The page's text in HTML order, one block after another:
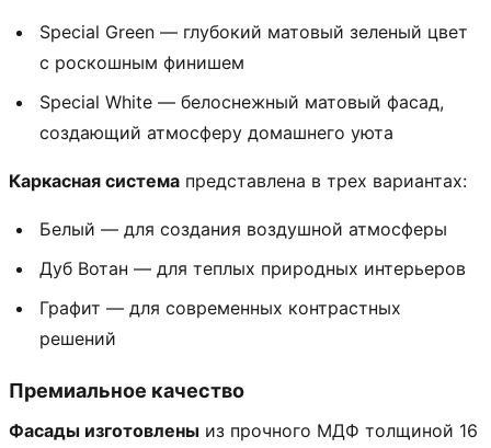
Special Green — глубокий матовый зеленый цвет
с роскошным финишем
Special White — белоснежный матовый фасад,
создающий атмосферу домашнего уюта
Каркасная система представлена в трех вариантах:
Белый — для создания воздушной атмосферы
Дуб Вотан — для теплых природных интерьеров
Графит — для современных контрастных
решений
Премиальное качество
Фасады изготовлены из прочного МДФ толщиной 16